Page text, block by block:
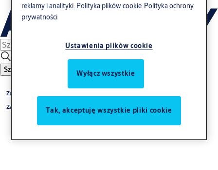
Szukaj
Zamki wpuszczane
Zamki wąskie
reklamy i analityki. Polityka plików cookie Polityka ochrony
prywatności
Ustawienia plików cookie
Wyłącz wszystkie
Tak, akceptuję wszystkie pliki cookie